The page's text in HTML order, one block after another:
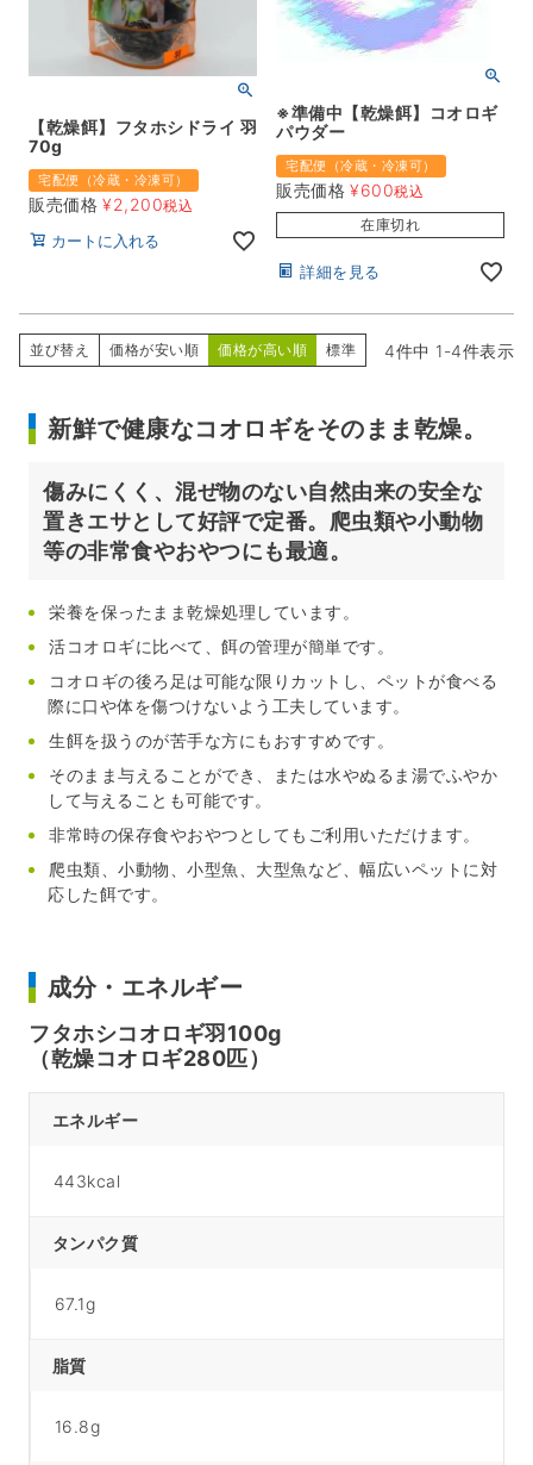
【乾燥餌】フタホシドライ 羽
70g
宅配便（冷蔵・冷凍可）
販売価格 ¥2,200税込
カートに入れる
※準備中【乾燥餌】コオロギ
パウダー
宅配便（冷蔵・冷凍可）
販売価格 ¥600税込
在庫切れ
詳細を見る
並び替え 価格が安い順 価格が高い順 標準 4件中 1-4件表示
新鮮で健康なコオロギをそのまま乾燥。
傷みにくく、混ぜ物のない自然由来の安全な
置きエサとして好評で定番。 爬虫類や小動物
等の非常食やおやつにも最適。
栄養を保ったまま乾燥処理しています。
活コオロギに比べて、餌の管理が簡単です。
コオロギの後ろ足は可能な限りカットし、ペットが食べる
際に口や体を傷つけないよう工夫しています。
生餌を扱うのが苦手な方にもおすすめです。
そのまま与えることができ、または水やぬるま湯でふやか
して与えることも可能です。
非常時の保存食やおやつとしてもご利用いただけます。
爬虫類、小動物、小型魚、大型魚など、幅広いペットに対
応した餌です。
成分・エネルギー
フタホシコオロギ羽100g
（乾燥コオロギ280匹）
エネルギー
443kcal
タンパク質
67.1g
脂質
16.8g